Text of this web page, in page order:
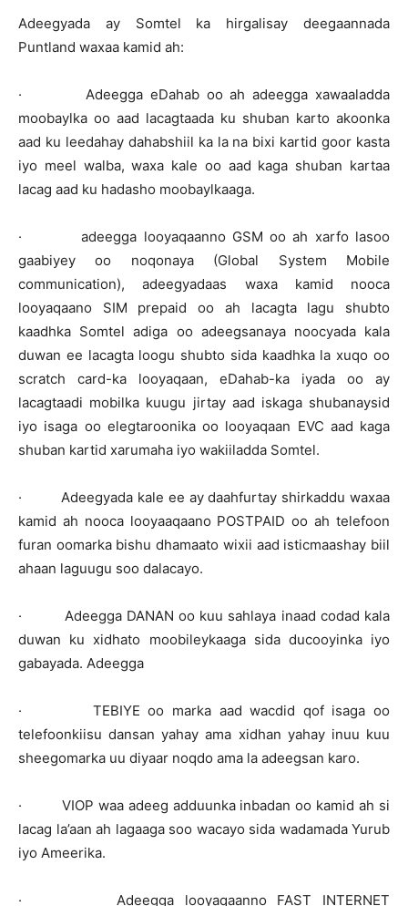
Adeegyada ay Somtel ka hirgalisay deegaannada
Puntland waxaa kamid ah:
· Adeegga eDahab oo ah adeegga xawaaladda
moobaylka oo aad lacagtaada ku shuban karto akoonka
aad ku leedahay dahabshiil ka la na bixi kartid goor kasta
iyo meel walba, waxa kale oo aad kaga shuban kartaa
lacag aad ku hadasho moobaylkaaga.
· adeegga looyaqaanno GSM oo ah xarfo lasoo
gaabiyey oo noqonaya (Global System Mobile
communication), adeegyadaas waxa kamid nooca
looyaqaano SIM prepaid oo ah lacagta lagu shubto
kaadhka Somtel adiga oo adeegsanaya noocyada kala
duwan ee lacagta loogu shubto sida kaadhka la xuqo oo
scratch card-ka looyaqaan, eDahab-ka iyada oo ay
lacagtaadi mobilka kuugu jirtay aad iskaga shubanaysid
iyo isaga oo elegtaroonika oo looyaqaan EVC aad kaga
shuban kartid xarumaha iyo wakiiladda Somtel.
· Adeegyada kale ee ay daahfurtay shirkaddu waxaa
kamid ah nooca looyaaqaano POSTPAID oo ah telefoon
furan oomarka bishu dhamaato wixii aad isticmaashay biil
ahaan laguugu soo dalacayo.
· Adeegga DANAN oo kuu sahlaya inaad codad kala
duwan ku xidhato moobileykaaga sida ducooyinka iyo
gabayada. Adeegga
· TEBIYE oo marka aad wacdid qof isaga oo
telefoonkiisu dansan yahay ama xidhan yahay inuu kuu
sheegomarka uu diyaar noqdo ama la adeegsan karo.
· VIOP waa adeeg adduunka inbadan oo kamid ah si
lacag la’aan ah lagaaga soo wacayo sida wadamada Yurub
iyo Ameerika.
· Adeegga looyaqaanno FAST INTERNET